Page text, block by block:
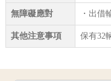
無障礙應對 ・出借
其他注意事項 保有32